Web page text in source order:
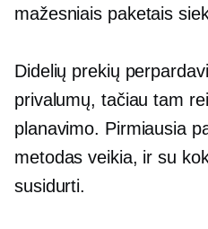
mažesniais paketais
Didelių prekių
privalumų, tačiau tam
planavimo. Pirmiausia
metodas veikia, ir su
susidurti.